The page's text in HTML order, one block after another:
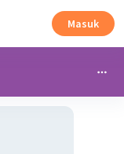
Masuk